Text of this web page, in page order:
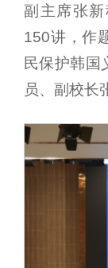
通知公告
文件制度
副主席张
150讲，作
民保护韩国
员、副校长